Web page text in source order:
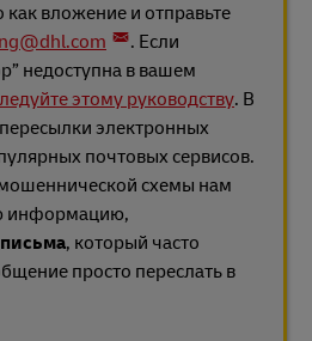
вложение и отправьте
. Если
недоступна в вашем
этому руководству. В
электронных
почтовых сервисов.
схемы нам
информацию,
, который часто
просто переслать в